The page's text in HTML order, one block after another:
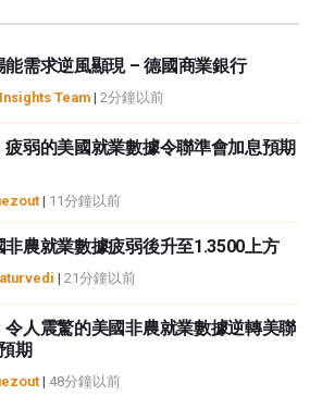
能需求逆風顯現 – 德國商業銀行
Team | 2分鐘以前
疲弱的美國就業數據令聯準會加息預期
| 11分鐘以前
非農就業數據疲弱後升至1.3500上方
| 21分鐘以前
令人震驚的美國非農就業數據逆轉美聯
期
| 48分鐘以前